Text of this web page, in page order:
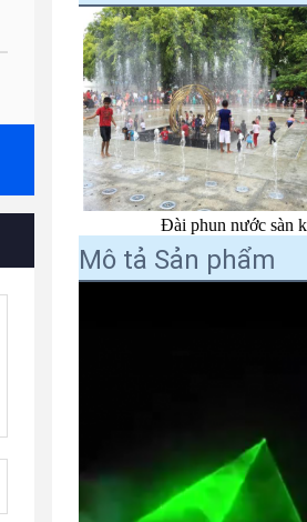
Đài phun nước sàn
Mô tả Sản phẩm